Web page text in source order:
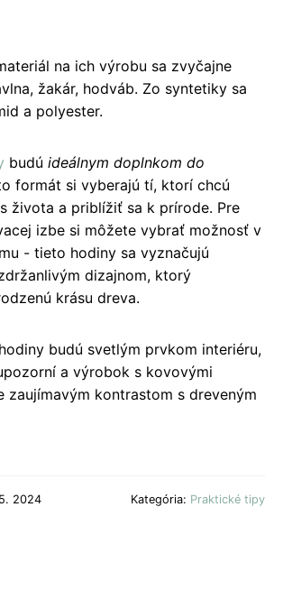
na ich výrobu sa zvyčajne
žakár, hodváb. Zo syntetiky sa
a polyester.
budú ideálnym doplnkom do
formát si vyberajú tí, ktorí chcú
života a priblížiť sa k prírode. Pre
izbe si môžete vybrať možnosť v
- tieto hodiny sa vyznačujú
dizajnom, ktorý
krásu dreva.
budú svetlým prvkom interiéru,
a výrobok s kovovými
zaujímavým kontrastom s dreveným
2024 Kategória: Praktické tipy